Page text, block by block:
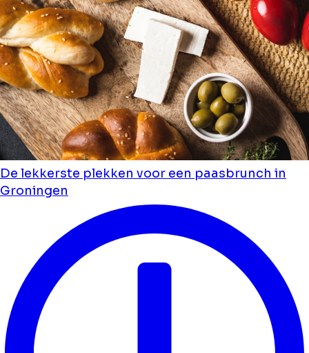
De lekkerste plekken voor een paasbrunch in
Groningen